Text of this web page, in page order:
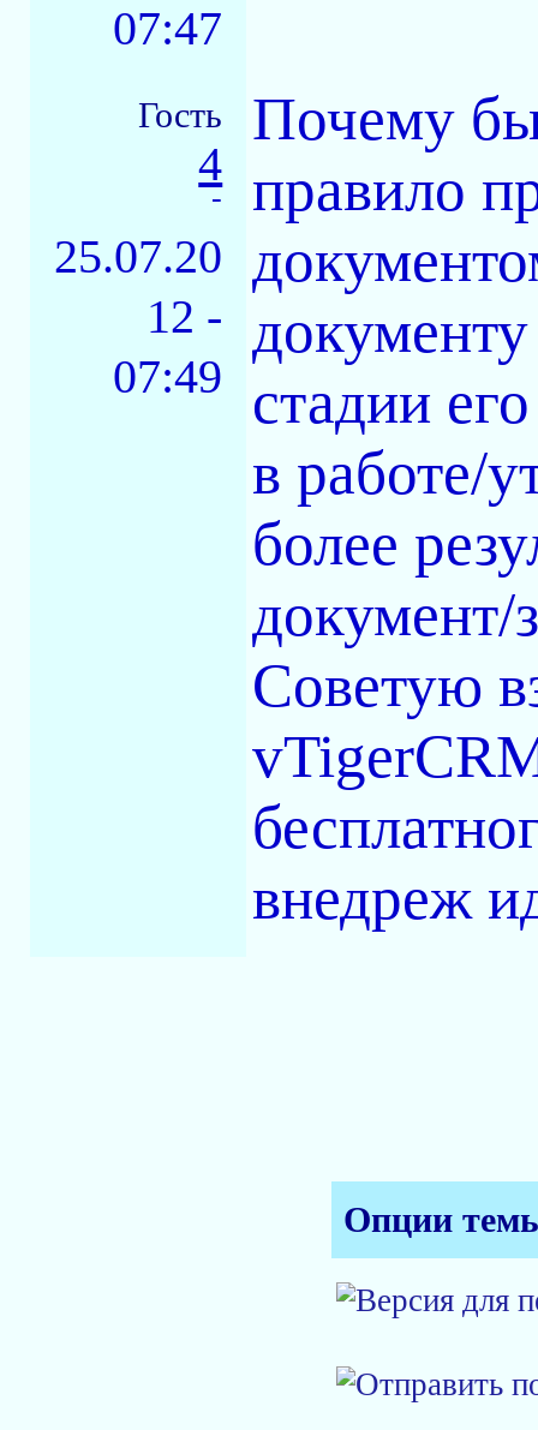
07:47
Гость
4
-
25.07.20
12 -
07:49
Почему бы
правило
стадии
в работе/
более
документ/
Советую
внедреж
Опции